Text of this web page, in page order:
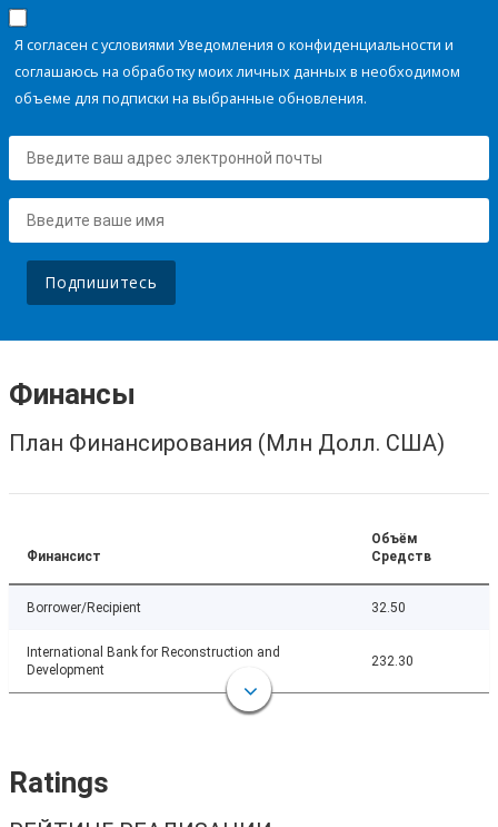
Я согласен с условиями Уведомления о конфиденциальности и
соглашаюсь на обработку моих личных данных в необходимом
объеме для подписки на выбранные обновления.
Подпишитесь
Финансы
План Финансирования (Млн Долл. США)
Финансист
Объём
Средств
Borrower/Recipient 32.50
International Bank for Reconstruction and
Development
232.30
Ratings